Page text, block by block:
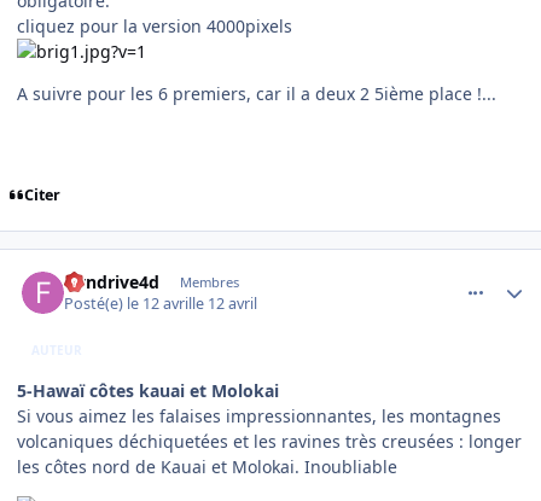
cliquez pour la version 4000pixels
A suivre pour les 6 premiers, car il a deux 2 5ième place !...
Citer
flyndrive4d Membres
Posté(e) le 12 avrille 12 avril
AUTEUR
5-Hawaï côtes kauai et Molokai
Si vous aimez les falaises impressionnantes, les montagnes
volcaniques déchiquetées et les ravines très creusées : longer
les côtes nord de Kauai et Molokai. Inoubliable